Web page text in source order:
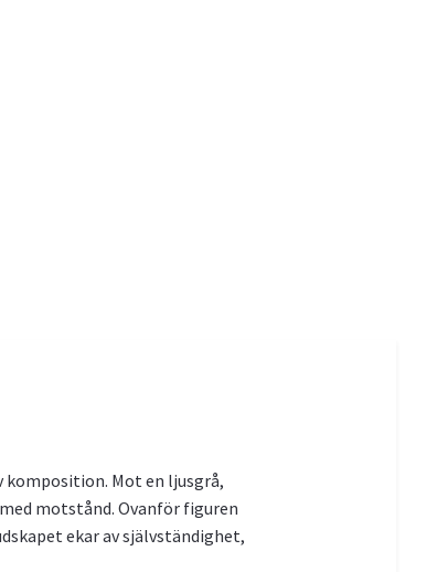
Mot en ljusgrå,
motstånd. Ovanför figuren
ekar av självständighet,